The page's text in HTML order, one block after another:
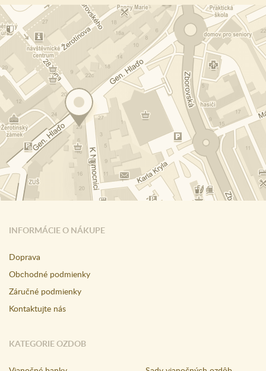
INFORMÁCIE O NÁKUPE
Doprava
Obchodné podmienky
Záručné podmienky
Kontaktujte nás
KATEGORIE OZDOB